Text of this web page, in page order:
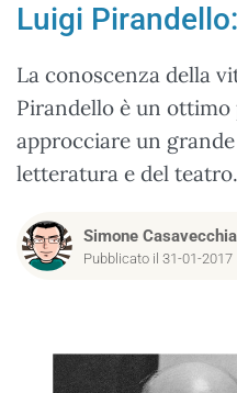
Luigi
La conoscenza della
Pirandello è un
approcciare un
letteratura e del teatro.
Simone Casavecchia
Pubblicato il 31-01-2017